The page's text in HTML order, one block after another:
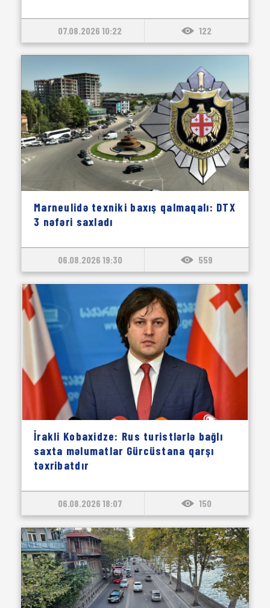
07.08.2026 10:22 122
Marneulidə texniki baxış qalmaqalı: DTX
3 nəfəri saxladı
06.08.2026 19:30 559
İrakli Kobaxidze: Rus turistlərlə bağlı
saxta məlumatlar Gürcüstana qarşı
təxribatdır
06.08.2026 18:07 150